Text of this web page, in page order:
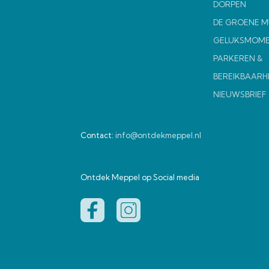
DORPEN
DE GROENE
PARKEREN &
NIEUWSBRIEF
Contact:info@ontdekmeppel.nl
Ontdek Meppel op Social media